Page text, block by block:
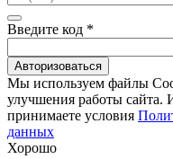
Введите код *
Авторизоваться
Мы используем файлы
улучшения работы сайта.
принимаете условия
данных
Хорошо